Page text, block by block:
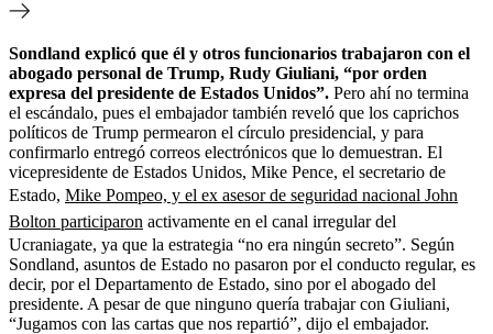
Sondland explicó que él y otros funcionarios trabajaron con el
abogado personal de Trump, Rudy Giuliani, “por orden
expresa del presidente de Estados Unidos”. Pero ahí no termina
el escándalo, pues el embajador también reveló que los caprichos
políticos de Trump permearon el círculo presidencial, y para
confirmarlo entregó correos electrónicos que lo demuestran. El
vicepresidente de Estados Unidos, Mike Pence, el secretario de
Estado, Mike Pompeo, y el ex asesor de seguridad nacional John
Bolton participaron activamente en el canal irregular del
Ucraniagate, ya que la estrategia “no era ningún secreto”. Según
Sondland, asuntos de Estado no pasaron por el conducto regular, es
decir, por el Departamento de Estado, sino por el abogado del
presidente. A pesar de que ninguno quería trabajar con Giuliani,
“Jugamos con las cartas que nos repartió”, dijo el embajador.